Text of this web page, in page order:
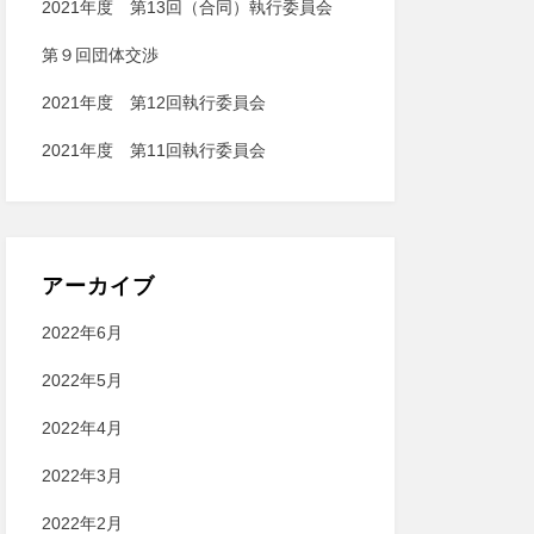
2021年度 第13回（合同）執行委員会
第９回団体交渉
2021年度 第12回執行委員会
2021年度 第11回執行委員会
アーカイブ
2022年6月
2022年5月
2022年4月
2022年3月
2022年2月